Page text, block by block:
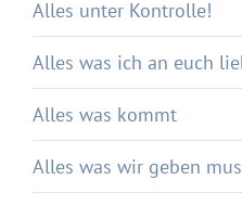
Alles unter Kontrolle!
Alles was ich an euch
Alles was kommt
Alles was wir geben